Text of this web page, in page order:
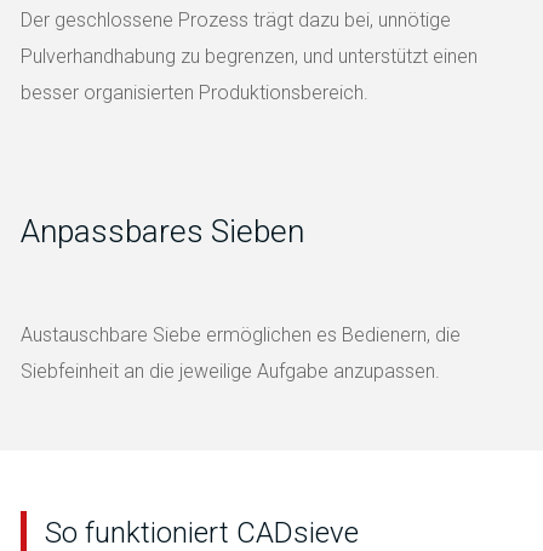
Der geschlossene Prozess trägt dazu bei, unnötige
Pulverhandhabung zu begrenzen, und unterstützt einen
besser organisierten Produktionsbereich.
Anpassbares Sieben
Austauschbare Siebe ermöglichen es Bedienern, die
Siebfeinheit an die jeweilige Aufgabe anzupassen.
So funktioniert CADsieve